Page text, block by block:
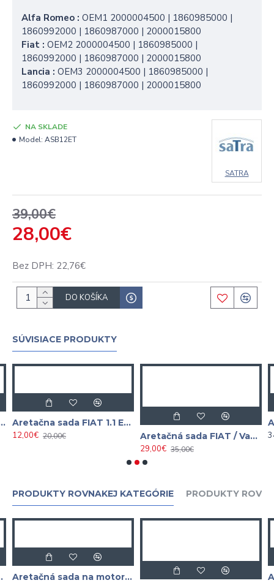
Alfa Romeo : OEM1 2000004500 | 1860985000 |
1860992000 | 1860987000 | 2000015800
Fiat : OEM2 2000004500 | 1860985000 |
1860992000 | 1860987000 | 2000015800
Lancia : OEM3 2000004500 | 1860985000 |
1860992000 | 1860987000 | 2000015800
28,00€
39,00€
Bez DPH: 22,76€
NA SKLADE
Model: ASB12ET
SATRA
DO KOŠÍKA
SÚVISIACE PRODUKTY
Aretačna sada FIAT 1.1 ECO 1.2 1.4 8V
12,00€ 20,00€
Aretačná sada FIAT / Vauxhall / Opel / Suzuki / Ford 1.3 CDTI JTD SATRA
29,00€ 35,00€
PRODUKTY ROVNAKEJ KATEGÓRIE PRODUKTY
Aretačná sada na motory AUDI 2.5 RS3, Q3, TT